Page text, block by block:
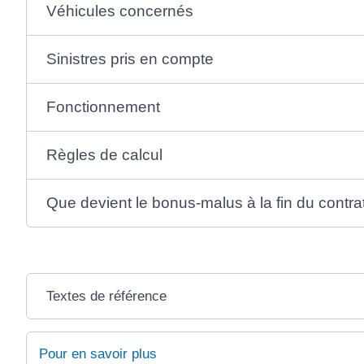
Véhicules concernés
Sinistres pris en compte
Fonctionnement
Règles de calcul
Que devient le bonus-malus à la fin du
Textes de référence
Pour en savoir plus